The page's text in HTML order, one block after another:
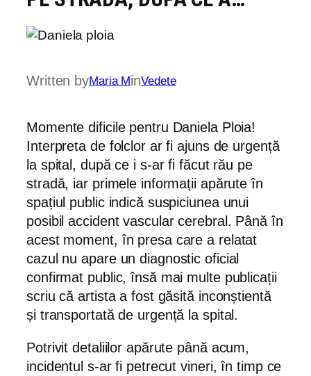
Written byMaria MinVedete
Momente dificile pentru Daniela Ploia!
Interpreta de folclor ar fi ajuns de urgență
la spital, după ce i s-ar fi făcut rău pe
stradă, iar primele informații apărute în
spațiul public indică suspiciunea unui
posibil accident vascular cerebral. Până în
acest moment, în presa care a relatat
cazul nu apare un diagnostic oficial
confirmat public, însă mai multe publicații
scriu că artista a fost găsită inconștientă
și transportată de urgență la spital.
Potrivit detaliilor apărute până acum,
incidentul s-ar fi petrecut vineri, în timp ce